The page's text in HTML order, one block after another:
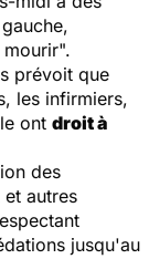
mourir".
prévoit que
les infirmiers,
ont droit à
des
et autres
jusqu'au